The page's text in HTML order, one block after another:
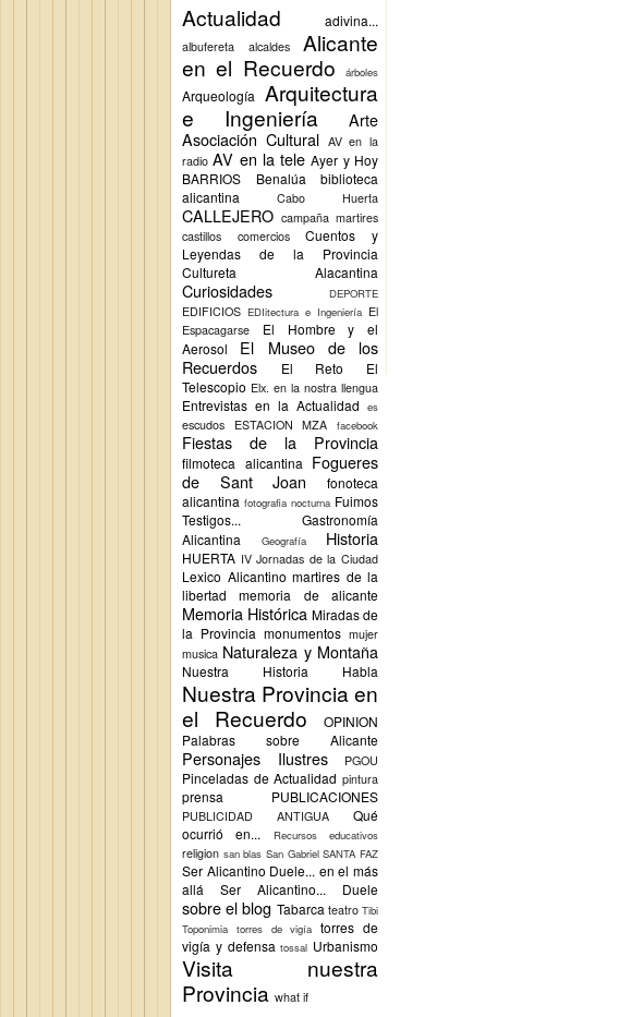
Actualidad adivina...
albufereta alcaldes
Alicante
en el Recuerdo
árboles
Arqueología Arquitectura
e Ingeniería
Arte
Asociación Cultural AV en la
radio AV en la tele Ayer y Hoy
BARRIOS
Benalúa
biblioteca
alicantina
Cabo Huerta
CALLEJERO campaña martires
castillos
comercios
Cuentos y
Leyendas de la Provincia
Cultureta Alacantina
Curiosidades DEPORTE
EDIFICIOS EDIitectura e Ingeniería El
Espacagarse
El Hombre y el
Aerosol
El Museo de los
Recuerdos
El Reto
El
Telescopio Elx. en la nostra llengua
Entrevistas en la Actualidad es
escudos ESTACION MZA facebook
Fiestas de la Provincia
filmoteca alicantina Fogueres
de Sant Joan
fonoteca
alicantina fotografia nocturna Fuimos
Testigos...
Gastronomía
Alicantina
Geografía Historia
HUERTA IV Jornadas de la Ciudad
Lexico Alicantino martires de la
libertad
memoria de alicante
Memoria Histórica Miradas de
la Provincia monumentos mujer
musica Naturaleza y Montaña
Nuestra Historia Habla
Nuestra Provincia en
el Recuerdo
OPINION
Palabras sobre Alicante
Personajes Ilustres PGOU
Pinceladas de Actualidad pintura
prensa PUBLICACIONES
PUBLICIDAD ANTIGUA
Qué
ocurrió en...
Recursos educativos
religion san blas San Gabriel SANTA FAZ
Ser Alicantino Duele... en el más
allá
Ser Alicantino... Duele
sobre el blog Tabarca teatro Tibi
Toponimia torres de vigía torres de
vigía y defensa tossal Urbanismo
Visita nuestra
Provincia what if